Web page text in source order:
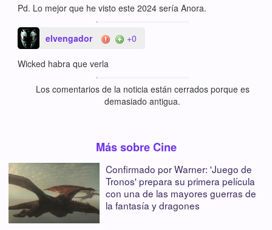
Pd. Lo mejor que he visto este 2024 sería Anora.
elvengador +0
Wicked habra que verla
Los comentarios de la noticia están cerrados porque es
demasiado antigua.
Más sobre Cine
Confirmado por Warner: 'Juego de
Tronos' prepara su primera película
con una de las mayores guerras de
la fantasía y dragones